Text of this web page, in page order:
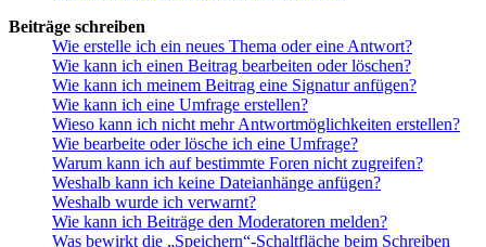
Beiträge schreiben
Wie erstelle ich ein neues Thema oder eine Antwort?
Wie kann ich einen Beitrag bearbeiten oder löschen?
Wie kann ich meinem Beitrag eine Signatur anfügen?
Wie kann ich eine Umfrage erstellen?
Wieso kann ich nicht mehr Antwortmöglichkeiten erstellen?
Wie bearbeite oder lösche ich eine Umfrage?
Warum kann ich auf bestimmte Foren nicht zugreifen?
Weshalb kann ich keine Dateianhänge anfügen?
Weshalb wurde ich verwarnt?
Wie kann ich Beiträge den Moderatoren melden?
Was bewirkt die „Speichern“-Schaltfläche beim Schreiben